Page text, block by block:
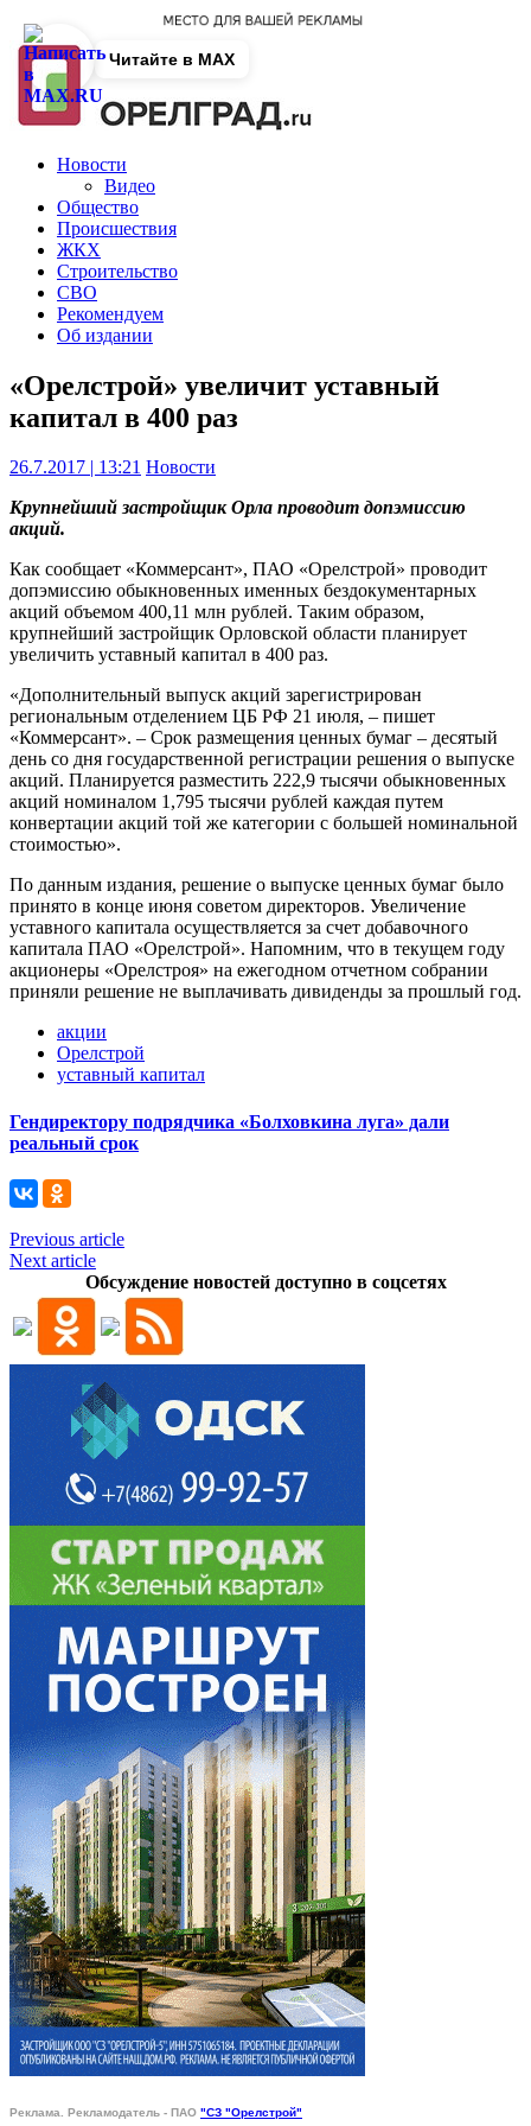
Новости
Видео
Общество
Происшествия
ЖКХ
Строительство
СВО
Рекомендуем
Об издании
«Орелстрой» увеличит уставный
капитал в 400 раз
26.7.2017 | 13:21 Новости
Крупнейший застройщик Орла проводит допэмиссию
акций.
Как сообщает «Коммерсант», ПАО «Орелстрой» проводит
допэмиссию обыкновенных именных бездокументарных
акций объемом 400,11 млн рублей. Таким образом,
крупнейший застройщик Орловской области планирует
увеличить уставный капитал в 400 раз.
«Дополнительный выпуск акций зарегистрирован
региональным отделением ЦБ РФ 21 июля, – пишет
«Коммерсант». – Срок размещения ценных бумаг – десятый
день со дня государственной регистрации решения о выпуске
акций. Планируется разместить 222,9 тысячи обыкновенных
акций номиналом 1,795 тысячи рублей каждая путем
конвертации акций той же категории с большей номинальной
стоимостью».
По данным издания, решение о выпуске ценных бумаг было
принято в конце июня советом директоров. Увеличение
уставного капитала осуществляется за счет добавочного
капитала ПАО «Орелстрой». Напомним, что в текущем году
акционеры «Орелстроя» на ежегодном отчетном собрании
приняли решение не выплачивать дивиденды за прошлый год.
акции
Орелстрой
уставный капитал
Гендиректору подрядчика «Болховкина луга» дали
реальный срок
Previous article
Next article
Обсуждение новостей доступно в соцсетях
Реклама. Рекламодатель - ПАО "СЗ "Орелстрой"
Читайте в MAX